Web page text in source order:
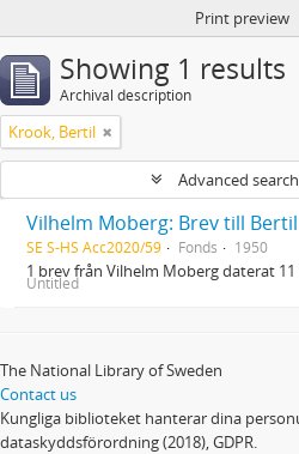
Print preview
Showing 1 results
Archival description
Krook, Bertil
Advanced
Vilhelm Moberg: Brev till
SE S-HS Acc2020/59 Fonds 1950
1 brev från Vilhelm Moberg daterat
Untitled
The National Library of Sweden
Contact us
Kungliga biblioteket hanterar dina
dataskyddsförordning (2018), GDPR.